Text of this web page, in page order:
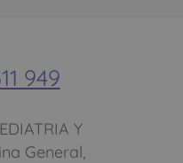
949
Y
General,